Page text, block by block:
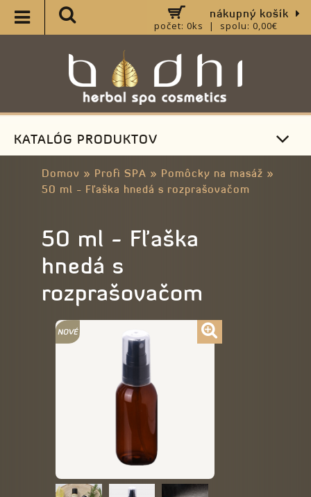
nákupný košík
počet: 0ks | spolu: 0,00€
KATALÓG PRODUKTOV
Domov » Profi SPA » Pomôcky na masáž »
50 ml - Fľaška hnedá s rozprašovačom
50 ml - Fľaška
hnedá s
rozprašovačom